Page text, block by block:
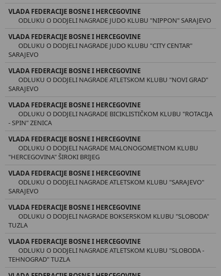
VLADA FEDERACIJE BOSNE I HERCEGOVINE
ODLUKU O DODJELI NAGRADE JUDO KLUBU "NIPPON" SARAJEVO
VLADA FEDERACIJE BOSNE I HERCEGOVINE
ODLUKU O DODJELI NAGRADE JUDO KLUBU "CITY CENTAR"
SARAJEVO
VLADA FEDERACIJE BOSNE I HERCEGOVINE
ODLUKU O DODJELI NAGRADE ATLETSKOM KLUBU "NOVI GRAD"
SARAJEVO
VLADA FEDERACIJE BOSNE I HERCEGOVINE
ODLUKU O DODJELI NAGRADE BICIKLISTIČKOM KLUBU "ROTACIJA
- SPIN" ZENICA
VLADA FEDERACIJE BOSNE I HERCEGOVINE
ODLUKU O DODJELI NAGRADE MALONOGOMETNOM KLUBU
"HERCEGOVINA" ŠIROKI BRIJEG
VLADA FEDERACIJE BOSNE I HERCEGOVINE
ODLUKU O DODJELI NAGRADE ATLETSKOM KLUBU "SARAJEVO"
SARAJEVO
VLADA FEDERACIJE BOSNE I HERCEGOVINE
ODLUKU O DODJELI NAGRADE BOKSERSKOM KLUBU "SLOBODA"
TUZLA
VLADA FEDERACIJE BOSNE I HERCEGOVINE
ODLUKU O DODJELI NAGRADE ATLETSKOM KLUBU "SLOBODA -
TEHNOGRAD" TUZLA